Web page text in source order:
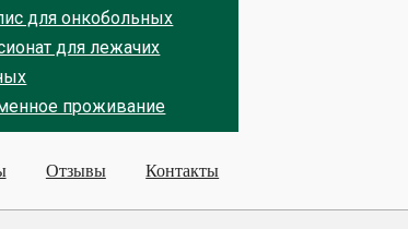
для онкобольных
для лежачих
проживание
Отзывы Контакты